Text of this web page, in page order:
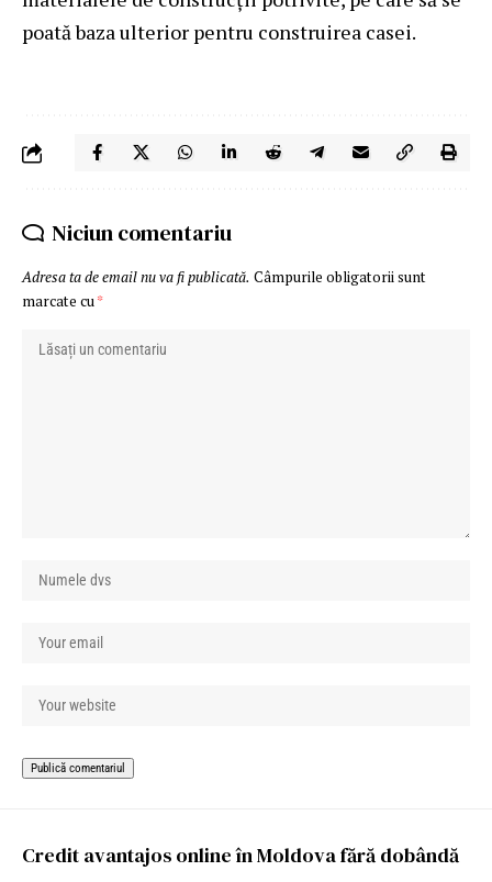
poată baza ulterior pentru construirea casei.
Niciun comentariu
Adresa ta de email nu va fi publicată. Câmpurile obligatorii sunt
marcate cu*
Credit avantajos online în Moldova fără dobândă